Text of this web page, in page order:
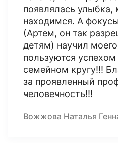
появлялась
находимся. А
(Артем, он так
детям) научил
пользуются
семейном кругу!!!
за проявленный
человечность!!!
Вожжова Наталья